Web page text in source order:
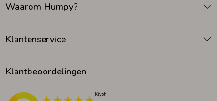
Waarom Humpy?
Klantenservice
Klantbeoordelingen